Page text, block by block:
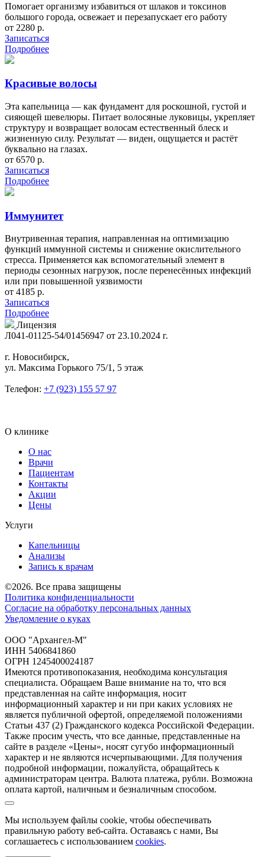
Помогает организму избавиться от шлаков и токсинов
большого города, освежает и перезапускает его работу
от 2280 р.
Записаться
Подробнее
Красивые волосы
Эта капельница — как фундамент для роскошной, густой и
сияющей шевелюры. Питает волосяные луковицы, укрепляет
структуру и возвращает волосам естественный блеск и
жизненную силу. Результат — виден, ощущается и растёт
буквально на глазах.
от 6570 р.
Записаться
Подробнее
Иммунитет
Внутривенная терапия, направленная на оптимизацию
функций иммунной системы и снижение окислительного
стресса. Применяется как вспомогательный элемент в
периоды сезонных нагрузок, после перенесённых инфекций
или при повышенной уязвимости
от 4185 р.
Записаться
Подробнее
Лицензия
Л041-01125-54/01456947 от 23.10.2024 г.
г. Новосибирск,
ул. Максима Горького 75/1, 5 этаж
Телефон: +7 (923) 155 57 97
О клинике
О нас
Врачи
Пациентам
Контакты
Акции
Цены
Услуги
Капельницы
Анализы
Запись к врачам
©2026. Все права защищены
Политика конфиденциальности
Согласие на обработку персональных данных
Уведомление о куках
ООО "Архангел-М"
ИНН 5406841860
ОГРН 1245400024187
Имеются противопоказания, необходима консультация
специалиста. Обращаем Ваше внимание на то, что вся
представленная на сайте информация, носит
информационный характер и ни при каких условиях не
является публичной офертой, определяемой положениями
Статьи 437 (2) Гражданского кодекса Российской Федерации.
Также просим учесть, что все данные, представленные на
сайте в разделе «Цены», носят сугубо информационный
характер и не являются исчерпывающими. Для получения
подробной информации, пожалуйста, обращайтесь к
администраторам центра. Валюта платежа, рубли. Возможна
оплата картой, наличным и безналичным способом.
Мы используем файлы cookie, чтобы обеспечивать
правильную работу веб-сайта. Оставаясь с нами, Вы
соглашаетесь с использованием cookies.